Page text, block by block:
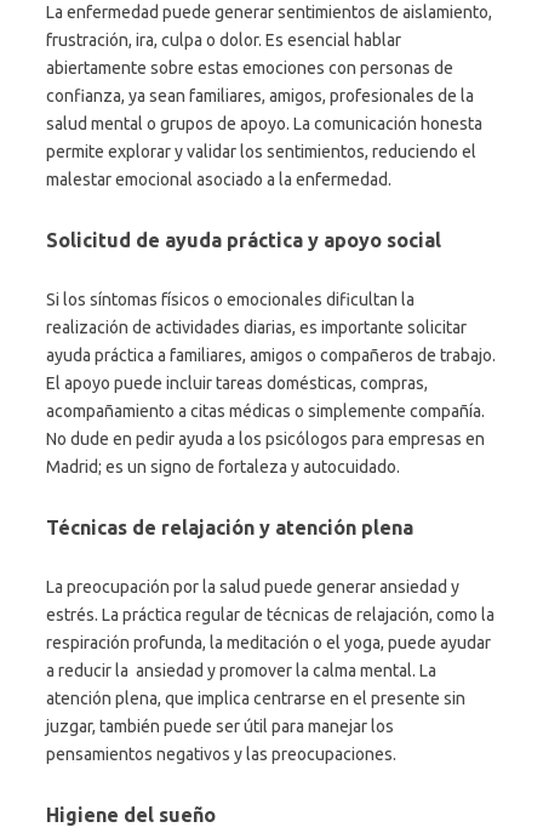
La enfermedad puede generar sentimientos de aislamiento,
frustración, ira, culpa o dolor. Es esencial hablar
abiertamente sobre estas emociones con personas de
confianza, ya sean familiares, amigos, profesionales de la
salud mental o grupos de apoyo. La comunicación honesta
permite explorar y validar los sentimientos, reduciendo el
malestar emocional asociado a la enfermedad.
Solicitud de ayuda práctica y apoyo social
Si los síntomas físicos o emocionales dificultan la
realización de actividades diarias, es importante solicitar
ayuda práctica a familiares, amigos o compañeros de trabajo.
El apoyo puede incluir tareas domésticas, compras,
acompañamiento a citas médicas o simplemente compañía.
No dude en pedir ayuda a los psicólogos para empresas en
Madrid; es un signo de fortaleza y autocuidado.
Técnicas de relajación y atención plena
La preocupación por la salud puede generar ansiedad y
estrés. La práctica regular de técnicas de relajación, como la
respiración profunda, la meditación o el yoga, puede ayudar
a reducir la ansiedad y promover la calma mental. La
atención plena, que implica centrarse en el presente sin
juzgar, también puede ser útil para manejar los
pensamientos negativos y las preocupaciones.
Higiene del sueño